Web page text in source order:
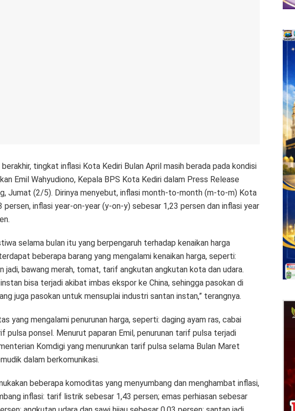
tingkat inflasi Kota Kediri Bulan April masih berada pada kondisi
Emil Wahyudiono, Kepala BPS Kota Kediri dalam Press Release
Jumat (2/5). Dirinya menyebut, inflasi month-to-month (m-to-m) Kota
persen, inflasi year-on-year (y-on-y) sebesar 1,23 persen dan inflasi year
selama bulan itu yang berpengaruh terhadap kenaikan harga
beberapa barang yang mengalami kenaikan harga, seperti:
jadi, bawang merah, tomat, tarif angkutan angkutan kota dan udara.
bisa terjadi akibat imbas ekspor ke China, sehingga pasokan di
juga pasokan untuk mensuplai industri santan instan,” terangnya.
yang mengalami penurunan harga, seperti: daging ayam ras, cabai
pulsa ponsel. Menurut paparan Emil, penurunan tarif pulsa terjadi
Komdigi yang menurunkan tarif pulsa selama Bulan Maret
dalam berkomunikasi.
beberapa komoditas yang menyumbang dan menghambat inflasi,
inflasi: tarif listrik sebesar 1,43 persen; emas perhiasan sebesar